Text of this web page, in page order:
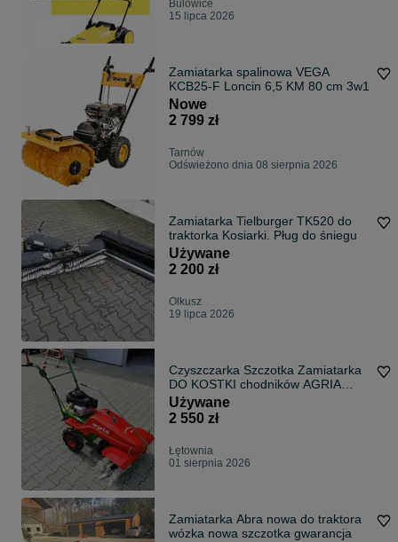
Bulowice
15 lipca 2026
Zamiatarka spalinowa VEGA
KCB25-F Loncin 6,5 KM 80 cm 3w1
Nowe
2 799 zł
Tarnów
Odświeżono dnia 08 sierpnia 2026
Zamiatarka Tielburger TK520 do
traktorka Kosiarki. Pług do śniegu
Używane
2 200 zł
Olkusz
19 lipca 2026
Czyszczarka Szczotka Zamiatarka
DO KOSTKI chodników AGRIA
HONDA GCV
Używane
2 550 zł
Łętownia
01 sierpnia 2026
Zamiatarka Abra nowa do traktora
wózka nowa szczotka gwarancja